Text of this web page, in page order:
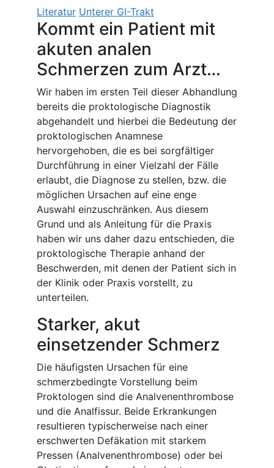
Literatur Unterer GI-Trakt
Kommt ein Patient mit
akuten analen
Schmerzen zum Arzt…
Wir haben im ersten Teil dieser Abhandlung
bereits die proktologische Diagnostik
abgehandelt und hierbei die Bedeutung der
proktologischen Anamnese
hervorgehoben, die es bei sorgfältiger
Durchführung in einer Vielzahl der Fälle
erlaubt, die Diagnose zu stellen, bzw. die
möglichen Ursachen auf eine enge
Auswahl einzuschränken. Aus diesem
Grund und als Anleitung für die Praxis
haben wir uns daher dazu entschieden, die
proktologische Therapie anhand der
Beschwerden, mit denen der Patient sich in
der Klinik oder Praxis vorstellt, zu
unterteilen.
Starker, akut
einsetzender Schmerz
Die häufigsten Ursachen für eine
schmerzbedingte Vorstellung beim
Proktologen sind die Analvenenthrombose
und die Analfissur. Beide Erkrankungen
resultieren typischerweise nach einer
erschwerten Defäkation mit starkem
Pressen (Analvenenthrombose) oder bei